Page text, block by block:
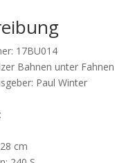
17BU014
Bahnen unter Fahnen
Paul Winter
cm